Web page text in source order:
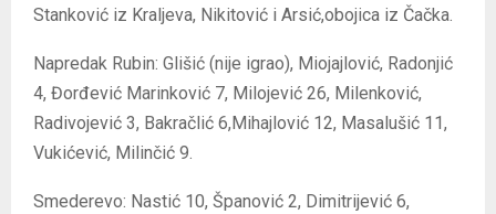
Stanković iz Kraljeva, Nikitović i Arsić,obojica iz Čačka.
Napredak Rubin: Glišić (nije igrao), Miojajlović, Radonjić
4, Đorđević Marinković 7, Milojević 26, Milenković,
Radivojević 3, Bakračlić 6,Mihajlović 12, Masalušić 11,
Vukićević, Milinčić 9.
Smederevo: Nastić 10, Španović 2, Dimitrijević 6,